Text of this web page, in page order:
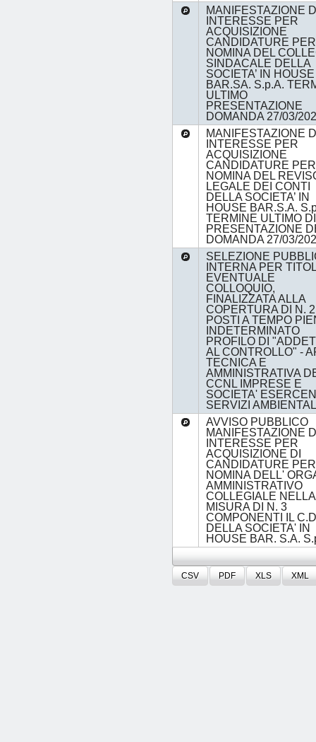
MANIFESTAZIONE
INTERESSE PER
ACQUISIZIONE
CANDIDATURE
NOMINA DEL
SINDACALE DELLA
SOCIETA’ IN HOUSE
BAR.SA. S.p.A.
ULTIMO
PRESENTAZIONE
DOMANDA 27/03/
MANIFESTAZIONE
INTERESSE PER
ACQUISIZIONE
CANDIDATURE
NOMINA DEL
LEGALE DEI CONTI
DELLA SOCIETA’ IN
HOUSE BAR.S.A.
TERMINE ULTIMO DI
PRESENTAZIONE
DOMANDA 27/03/
SELEZIONE
INTERNA PER
EVENTUALE
COLLOQUIO,
FINALIZZATA ALLA
COPERTURA DI N. 2
POSTI A TEMPO
INDETERMINATO
PROFILO DI
AL CONTROLLO" -
TECNICA E
AMMINISTRATIVA
CCNL IMPRESE E
SOCIETA'
SERVIZI
AVVISO PUBBLICO
MANIFESTAZIONE
INTERESSE PER
ACQUISIZIONE DI
CANDIDATURE
NOMINA DELL'
AMMINISTRATIVO
COLLEGIALE NELLA
MISURA DI N. 3
COMPONENTI IL
DELLA SOCIETA' IN
HOUSE BAR. S.A.
CSV PDF XLS XML